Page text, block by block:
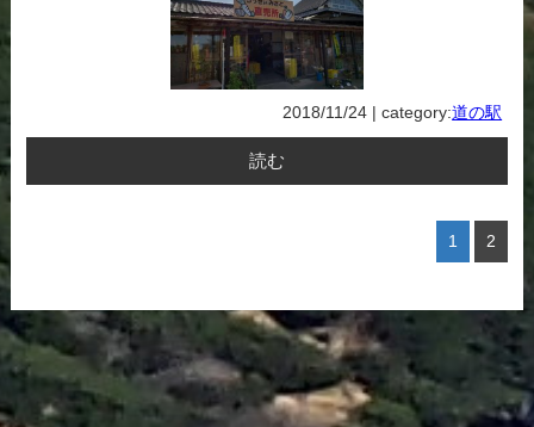
2018/11/24 | category:道の駅
読む
1 2